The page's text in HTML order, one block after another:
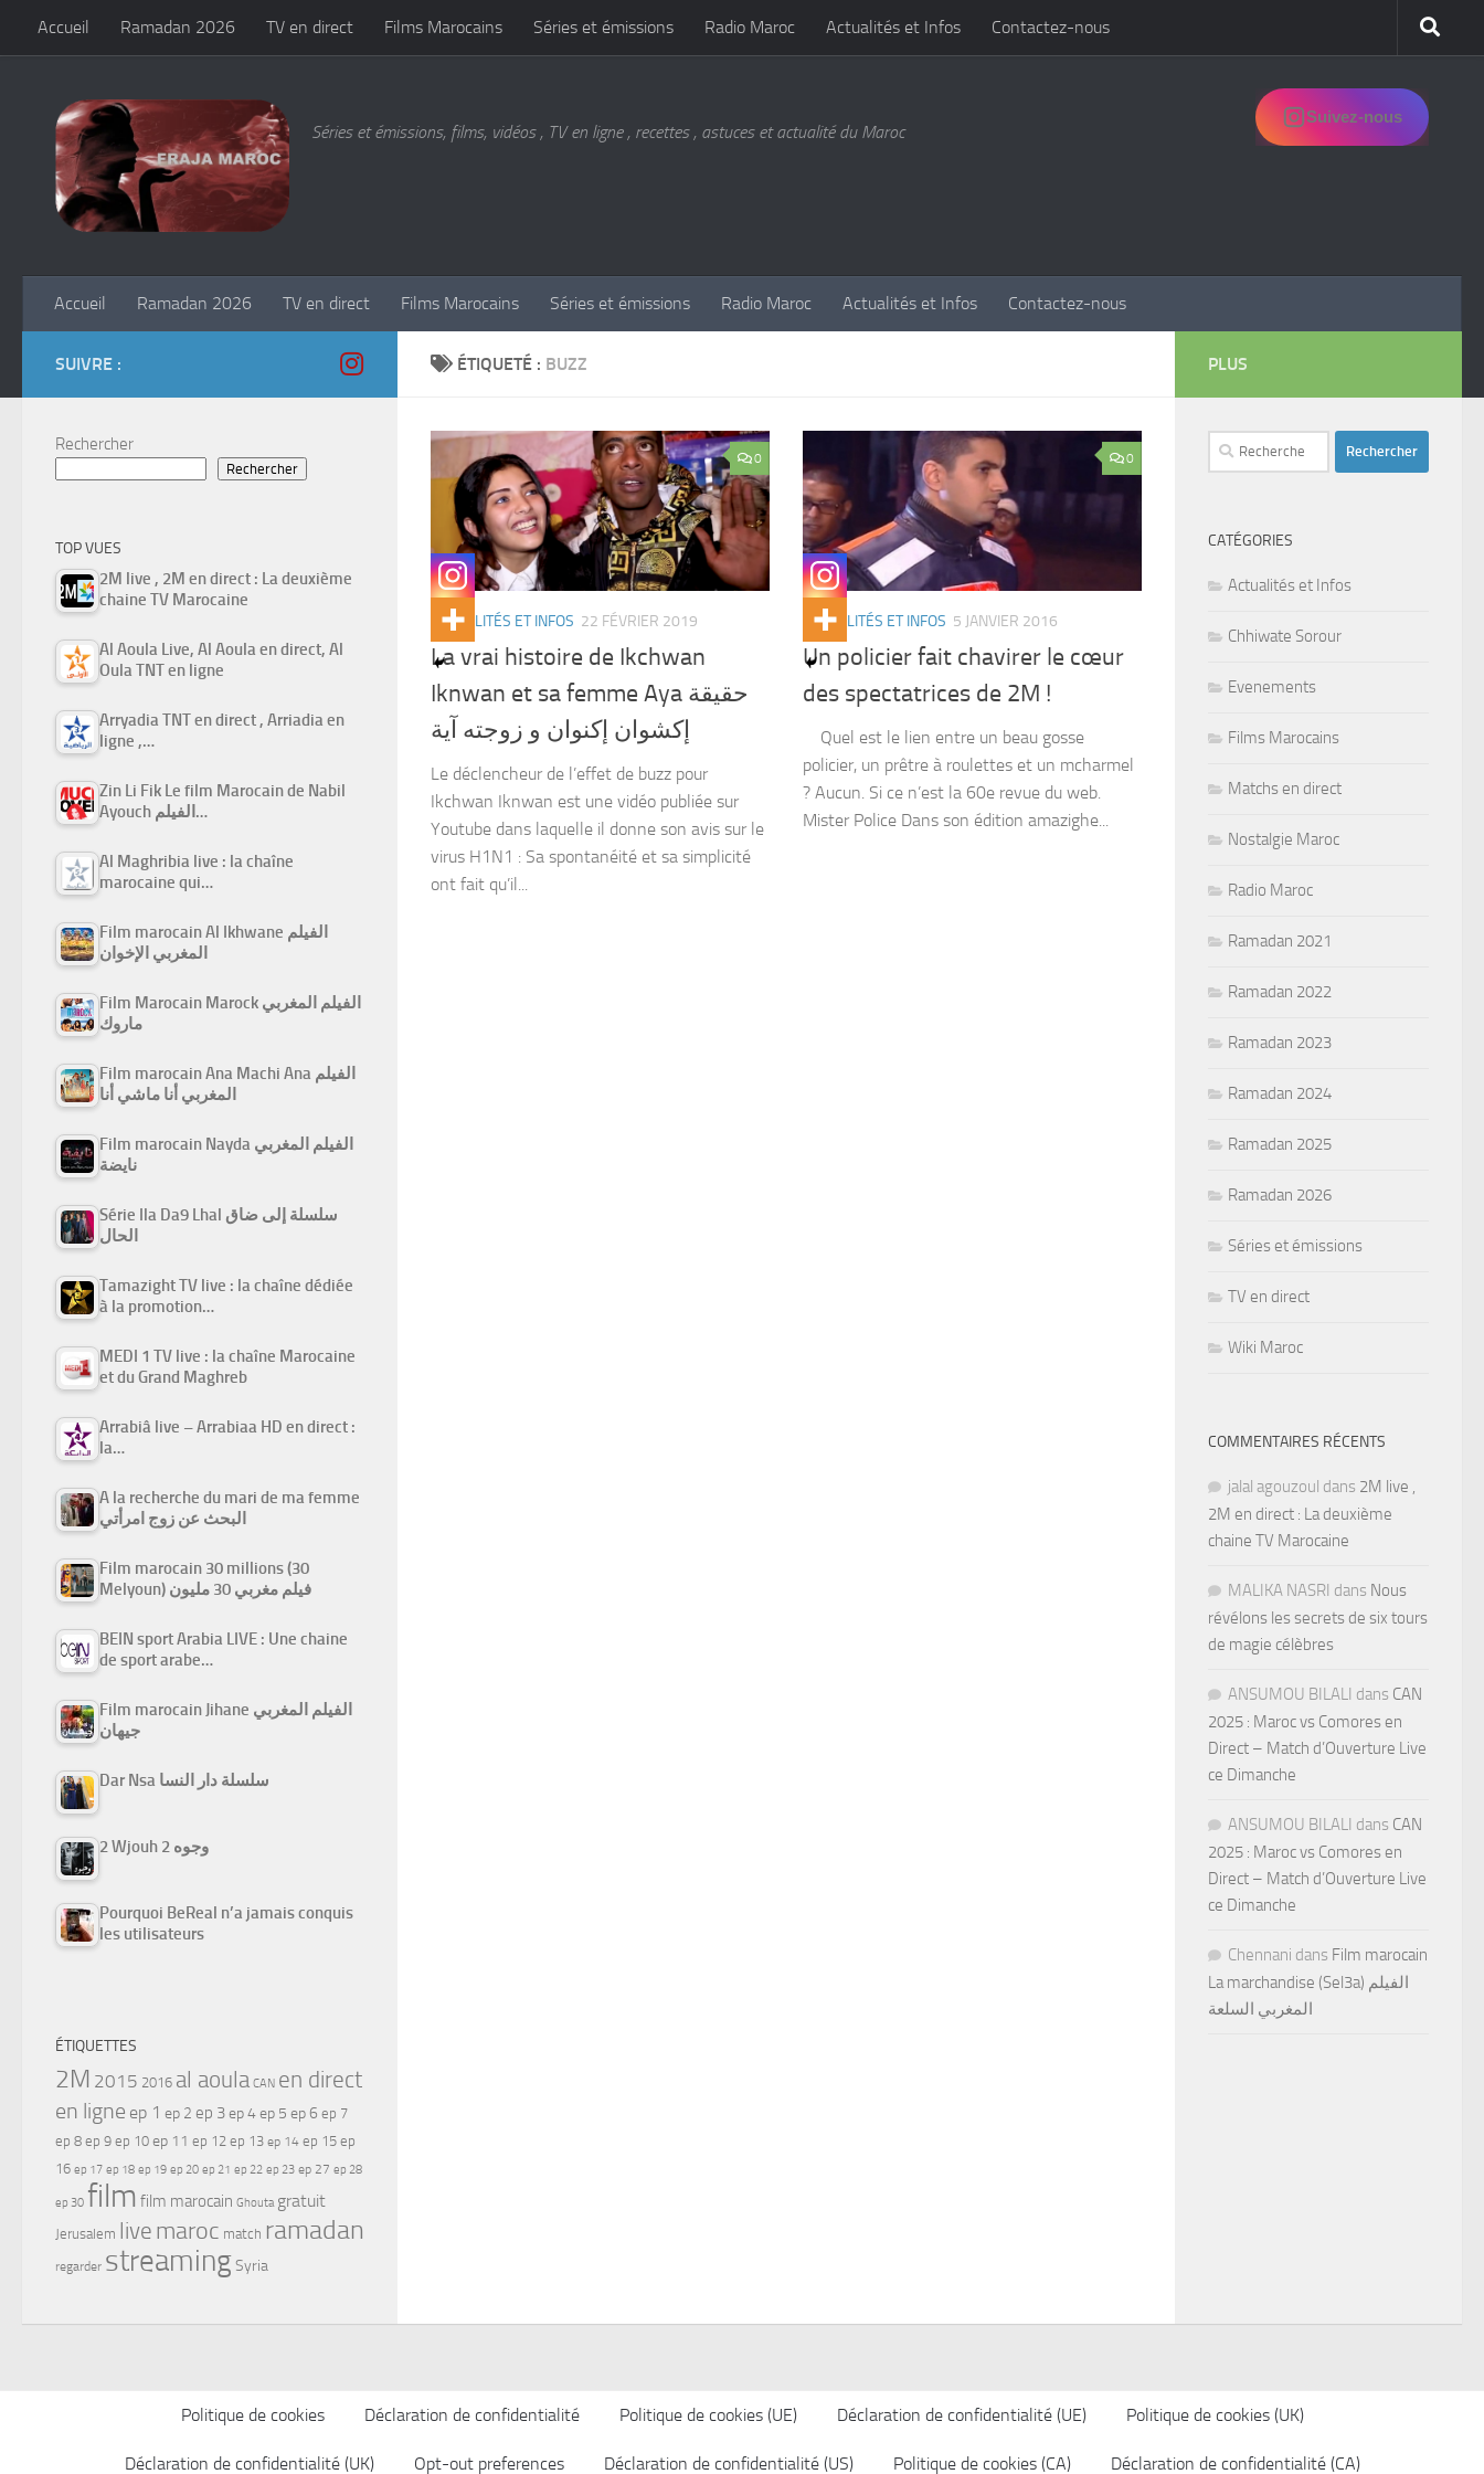
Skip to content
Accueil Ramadan 2026 TV en direct Films Marocains Séries et émissions Radio Maroc Actualités et Infos Contactez-nous
Séries et émissions, films, vidéos , TV en ligne , recettes , astuces et actualité du Maroc
Suivez-nous
Accueil Ramadan 2026 TV en direct Films Marocains Séries et émissions Radio Maroc Actualités et Infos Contactez-nous
ÉTIQUETÉ : BUZZ
0
ACTUALITÉS ET INFOS 22 FÉVRIER 2019
La vrai histoire de Ikchwan
Iknwan et sa femme Aya حقيقة
إكشوان إكنوان و زوجته آية
Le déclencheur de l’effet de buzz pour
Ikchwan Iknwan est une vidéo publiée sur
Youtube dans laquelle il donne son avis sur le
virus H1N1 : Sa spontanéité et sa simplicité
ont fait qu’il...
0
ACTUALITÉS ET INFOS 5 JANVIER 2016
Un policier fait chavirer le cœur
des spectatrices de 2M !
Quel est le lien entre un beau gosse
policier, un prêtre à roulettes et un mcharmel
? Aucun. Si ce n’est la 60e revue du web.
Mister Police Dans son édition amazighe...
SUIVRE :
Rechercher
Rechercher
TOP VUES
2M live , 2M en direct : La deuxième
chaine TV Marocaine
Al Aoula Live, Al Aoula en direct, Al
Oula TNT en ligne
Arryadia TNT en direct , Arriadia en
ligne ,…
Zin Li Fik Le film Marocain de Nabil
Ayouch الفيلم…
Al Maghribia live : la chaîne
marocaine qui…
Film marocain Al Ikhwane الفيلم
المغربي الإخوان
Film Marocain Marock الفيلم المغربي
ماروك
Film marocain Ana Machi Ana الفيلم
المغربي أنا ماشي أنا
Film marocain Nayda الفيلم المغربي
نايضة
Série Ila Da9 Lhal سلسلة إلى ضاق
الحال
Tamazight TV live : la chaîne dédiée
à la promotion…
MEDI 1 TV live : la chaîne Marocaine
et du Grand Maghreb
Arrabiâ live – Arrabiaa HD en direct :
la…
A la recherche du mari de ma femme
البحث عن زوج امرأتي
Film marocain 30 millions (30
Melyoun) فيلم مغربي 30 مليون
BEIN sport Arabia LIVE : Une chaine
de sport arabe…
Film marocain Jihane الفيلم المغربي
جيهان
Dar Nsa سلسلة دار النسا
2 Wjouh 2 وجوه
Pourquoi BeReal n’a jamais conquis
les utilisateurs
ÉTIQUETTES
2M 2015 2016 al aoula CAN en direct
en ligne ep 1 ep 2 ep 3ep 4ep 5 ep 6 ep 7
ep 8 ep 9 ep 10 ep 11 ep 12 ep 13 ep 14 ep 15 ep
16 ep 17 ep 18 ep 19 ep 20 ep 21 ep 22 ep 23 ep 27 ep 28
ep 30 film film marocain Ghouta gratuit
Jerusalem live maroc match ramadan
regarder streamingSyria
PLUS
Rechercher :
CATÉGORIES
Actualités et Infos
Chhiwate Sorour
Evenements
Films Marocains
Matchs en direct
Nostalgie Maroc
Radio Maroc
Ramadan 2021
Ramadan 2022
Ramadan 2023
Ramadan 2024
Ramadan 2025
Ramadan 2026
Séries et émissions
TV en direct
Wiki Maroc
COMMENTAIRES RÉCENTS
jalal agouzoul dans 2M live ,
2M en direct : La deuxième
chaine TV Marocaine
MALIKA NASRI dans Nous
révélons les secrets de six tours
de magie célèbres
ANSUMOU BILALI dans CAN
2025 : Maroc vs Comores en
Direct – Match d’Ouverture Live
ce Dimanche
ANSUMOU BILALI dans CAN
2025 : Maroc vs Comores en
Direct – Match d’Ouverture Live
ce Dimanche
Chennani dans Film marocain
La marchandise (Sel3a) الفيلم
المغربي السلعة
Politique de cookies Déclaration de confidentialité Politique de cookies (UE) Déclaration de confidentialité (UE) Politique de cookies (UK)
Déclaration de confidentialité (UK) Opt-out preferences Déclaration de confidentialité (US) Politique de cookies (CA) Déclaration de confidentialité (CA)